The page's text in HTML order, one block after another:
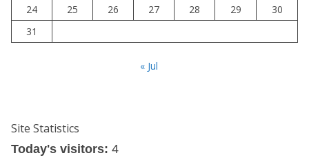
24
25 26 27 28 29
30
31
« Jul
Site Statistics
Today's visitors: 4